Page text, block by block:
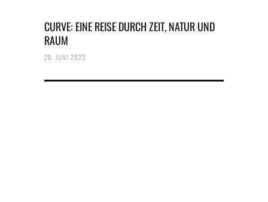
CURVE: EINE REISE DURCH ZEIT, NATUR UND
RAUM
26. JUNI 2023